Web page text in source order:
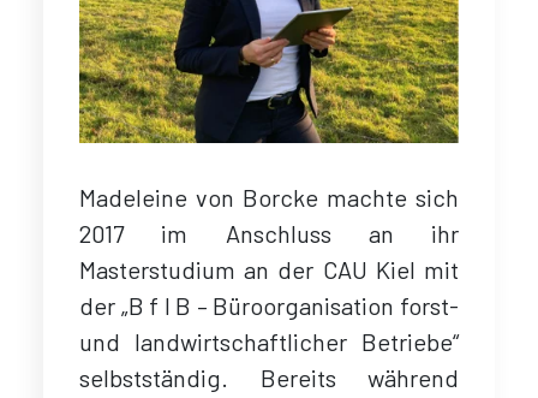
Madeleine von Borcke machte sich
2017 im Anschluss an ihr
Masterstudium an der CAU Kiel mit
der „B f l B – Büroorganisation forst-
und landwirtschaftlicher Betriebe“
selbstständig. Bereits während